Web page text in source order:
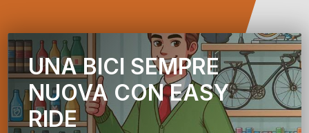
UNA BICI SEMPRE
NUOVA CON EASY
RIDE